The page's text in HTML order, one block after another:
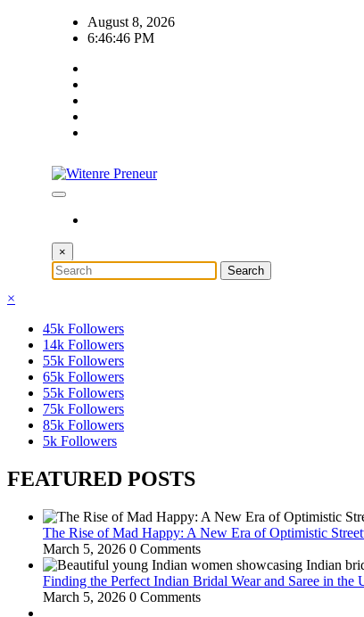
August 8, 2026
6:46:47 PM
×
×
45k Followers
14k Followers
55k Followers
65k Followers
55k Followers
75k Followers
85k Followers
5k Followers
FEATURED POSTS
The Rise of Mad Happy: A New Era of Optimistic
March 5, 2026 0 Comments
Finding the Perfect Indian Bridal Wear and Saree in
March 5, 2026 0 Comments